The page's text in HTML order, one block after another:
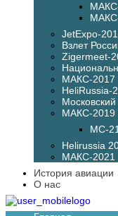
МАКС-
JetExpo-
Взлет
Zigermeet-
МАКС-2017
HeliRussia-
МАКС-2019
МС-
Helirussia
МАКС-2021
История авиации
О нас